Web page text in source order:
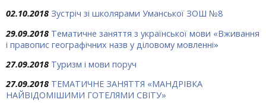
02.10.2018 Зустріч зі школярами Уманської ЗОШ №8
29.09.2018 Тематичне заняття з української мови «Вживання
і правопис географічних назв у діловому мовленні»
27.09.2018 Туризм і мови поруч
27.09.2018 ТЕМАТИЧНЕ ЗАНЯТТЯ «МАНДРІВКА
НАЙВІДОМІШИМИ ГОТЕЛЯМИ СВІТУ»